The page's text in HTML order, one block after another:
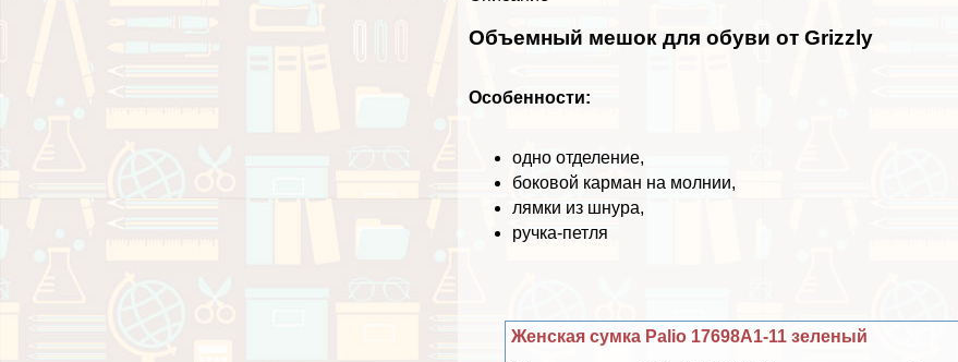
Объемный мешок для обуви от Grizzly
Особенности:
одно отделение,
боковой карман на молнии,
лямки из шнура,
ручка-петля
Женская сумка Palio 17698A1-11 зеленый